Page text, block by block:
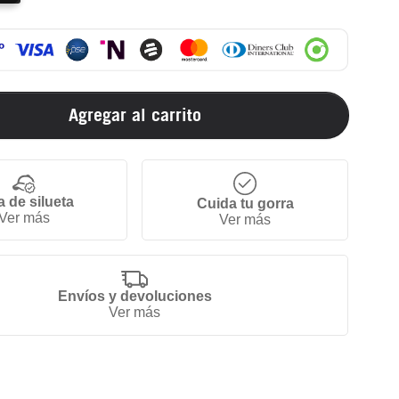
Agregar al carrito
de silueta
más
Cuida tu gorra
Ver más
Envíos y devoluciones
Ver más